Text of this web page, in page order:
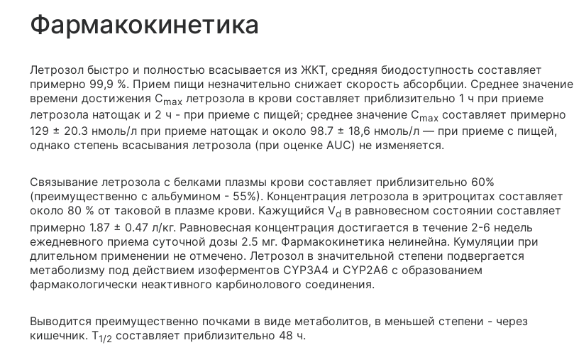
Фармакокинетика
Летрозол быстро и полностью всасывается из ЖКТ, средняя биодоступность составляет
примерно 99,9 %. Прием пищи незначительно снижает скорость абсорбции. Среднее значение
времени достижения Cmax летрозола в крови составляет приблизительно 1 ч при приеме
летрозола натощак и 2 ч - при приеме с пищей; среднее значение Cmax составляет примерно
129 ± 20.3 нмоль/л при приеме натощак и около 98.7 ± 18,6 нмоль/л — при приеме с пищей,
однако степень всасывания летрозола (при оценке AUC) не изменяется.
Связывание летрозола с белками плазмы крови составляет приблизительно 60%
(преимущественно с альбумином - 55%). Концентрация летрозола в эритроцитах составляет
около 80 % от таковой в плазме крови. Кажущийся Vd в равновесном состоянии составляет
примерно 1.87 ± 0.47 л/кг. Равновесная концентрация достигается в течение 2-6 недель
ежедневного приема суточной дозы 2.5 мг. Фармакокинетика нелинейна. Кумуляции при
длительном применении не отмечено. Летрозол в значительной степени подвергается
метаболизму под действием изоферментов CYP3A4 и CYP2A6 с образованием
фармакологически неактивного карбинолового соединения.
Выводится преимущественно почками в виде метаболитов, в меньшей степени - через
кишечник. Т1/2 составляет приблизительно 48 ч.